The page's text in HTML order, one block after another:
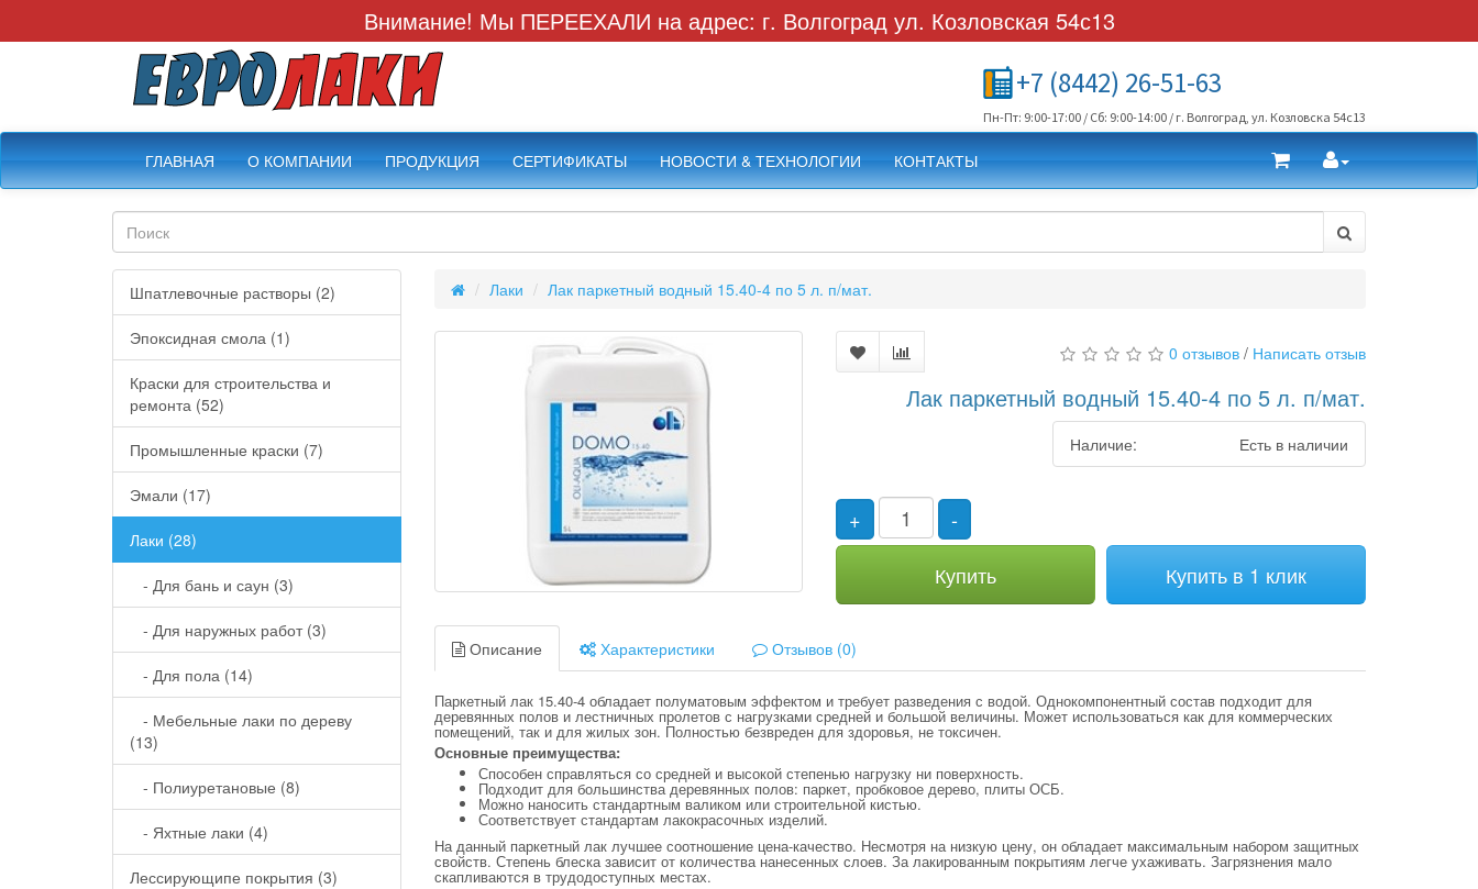
Внимание! Мы ПЕРЕЕХАЛИ на адрес: г. Волгоград ул. Козловская 54с13
+7 (8442) 26-51-63
Пн-Пт: 9:00-17:00 / Сб: 9:00-14:00 / г. Волгоград, ул. Козловска 54с13
ГЛАВНАЯ О КОМПАНИИ ПРОДУКЦИЯ СЕРТИФИКАТЫ НОВОСТИ & ТЕХНОЛОГИИ КОНТАКТЫ
Шпатлевочные растворы (2)
Эпоксидная смола (1)
Краски для строительства и
ремонта (52)
Промышленные краски (7)
Эмали (17)
Лаки (28)
- Для бань и саун (3)
- Для наружных работ (3)
- Для пола (14)
- Мебельные лаки по дереву
(13)
- Полиуретановые (8)
- Яхтные лаки (4)
Лессирующипе покрытия (3)
Лаки Лак паркетный водный 15.40-4 по 5 л. п/мат.
0 отзывов / Написать отзыв
Лак паркетный водный 15.40-4 по 5 л. п/мат.
Наличие: Есть в наличии
+
-
Купить
Купить в 1 клик
Описание Характеристики Отзывов (0)
Паркетный лак 15.40-4 обладает полуматовым эффектом и требует разведения с водой. Однокомпонентный состав подходит для
деревянных полов и лестничных пролетов с нагрузками средней и большой величины. Может использоваться как для коммерческих
помещений, так и для жилых зон. Полностью безвреден для здоровья, не токсичен.
Основные преимущества:
Способен справляться со средней и высокой степенью нагрузку ни поверхность.
Подходит для большинства деревянных полов: паркет, пробковое дерево, плиты ОСБ.
Можно наносить стандартным валиком или строительной кистью.
Соответствует стандартам лакокрасочных изделий.
На данный паркетный лак лучшее соотношение цена-качество. Несмотря на низкую цену, он обладает максимальным набором защитных
свойств. Степень блеска зависит от количества нанесенных слоев. За лакированным покрытиям легче ухаживать. Загрязнения мало
скапливаются в трудодоступных местах.